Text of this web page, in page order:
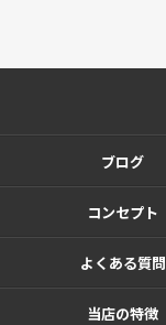
ブログ
コンセプト
よくある質問
当店の特徴